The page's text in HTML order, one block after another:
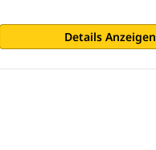
Details Anzeigen